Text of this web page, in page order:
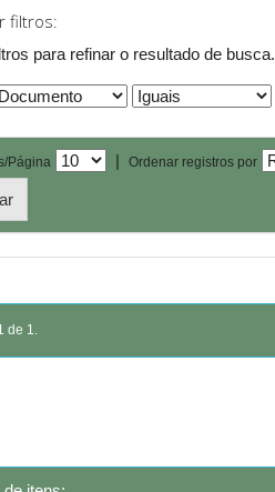
filtros:
para refinar o resultado de busca.
Página | Ordenar registros por
de 1.